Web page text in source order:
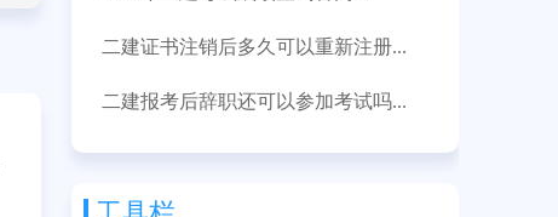
二建证书注销后多久可以重新注册...
二建报考后辞职还可以参加考试吗...